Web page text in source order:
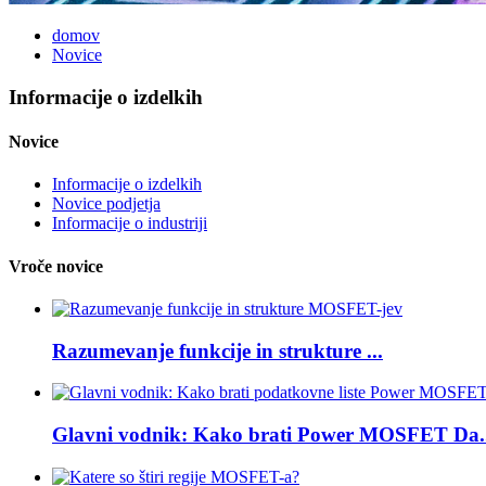
domov
Novice
Informacije o izdelkih
Novice
Informacije o izdelkih
Novice podjetja
Informacije o industriji
Vroče novice
Razumevanje funkcije in strukture ...
Glavni vodnik: Kako brati Power MOSFET